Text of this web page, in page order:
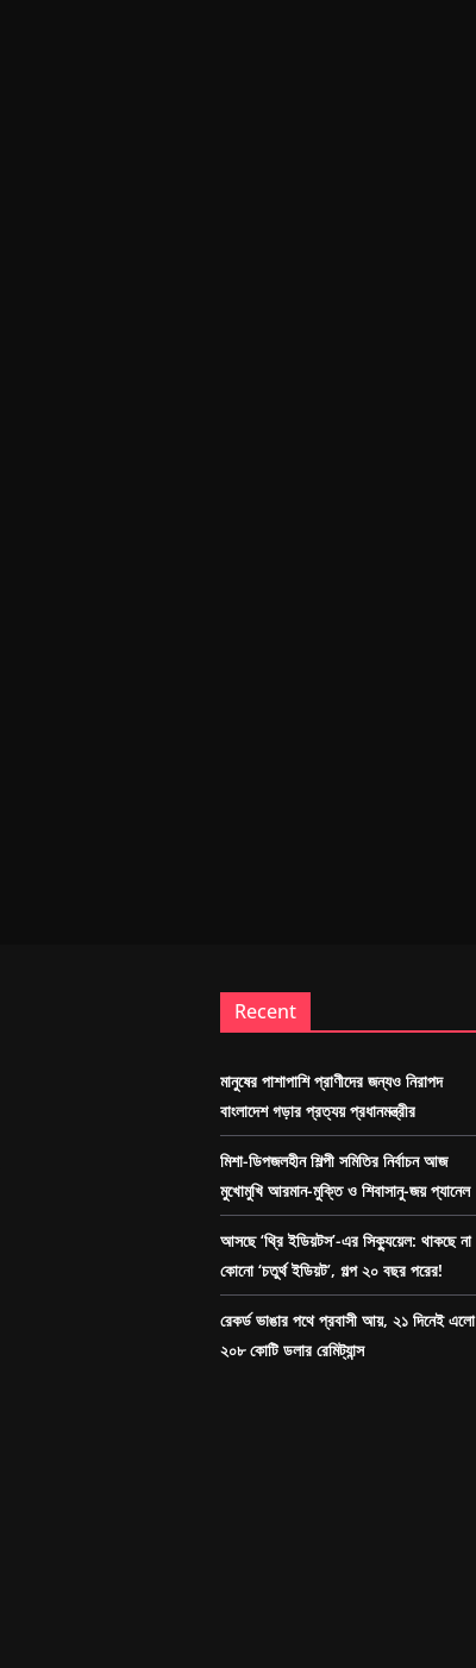
Recent
মানুষের পাশাপাশি প্রাণীদের জন্যও নিরাপদ
বাংলাদেশ গড়ার প্রত্যয় প্রধানমন্ত্রীর
মিশা-ডিপজলহীন শিল্পী সমিতির নির্বাচন আজ
মুখোমুখি আরমান-মুক্তি ও শিবাসানু-জয় প্যানেল
আসছে ‘থ্রি ইডিয়টস’-এর সিক্যুয়েল: থাকছে না
কোনো ‘চতুর্থ ইডিয়ট’, গল্প ২০ বছর পরের!
রেকর্ড ভাঙার পথে প্রবাসী আয়, ২১ দিনেই এলো
২০৮ কোটি ডলার রেমিট্যান্স